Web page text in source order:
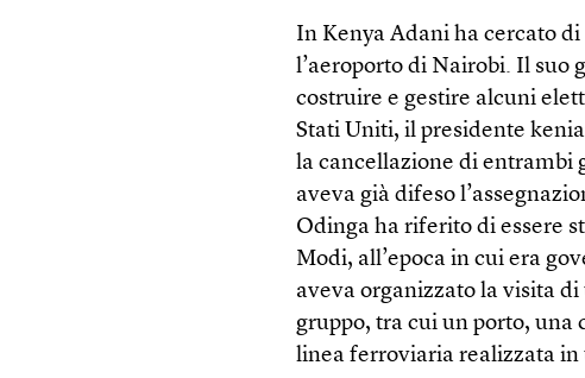
In Kenya Adani ha cercato
l’aeroporto di Nairobi. Il suo
costruire e gestire alcuni
Stati Uniti, il presidente
la cancellazione di entrambi
aveva già difeso
Odinga ha riferito di essere
Modi, all’epoca in cui era
aveva organizzato la visita
gruppo, tra cui un porto, una
linea ferroviaria realizzata in